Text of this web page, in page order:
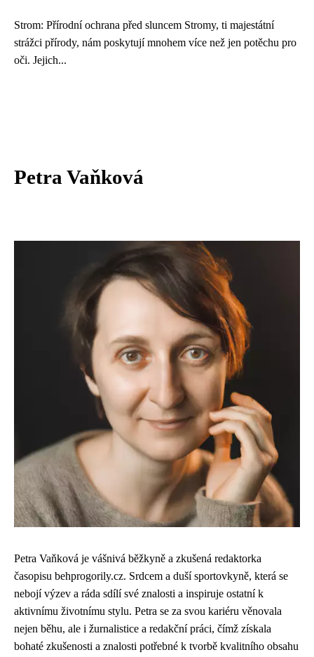
Strom: Přírodní ochrana před sluncem Stromy, ti majestátní
strážci přírody, nám poskytují mnohem více než jen potěchu pro
oči. Jejich...
Petra Vaňková
Petra Vaňková je vášnivá běžkyně a zkušená redaktorka
časopisu behprogorily.cz. Srdcem a duší sportovkyně, která se
nebojí výzev a ráda sdílí své znalosti a inspiruje ostatní k
aktivnímu životnímu stylu. Petra se za svou kariéru věnovala
nejen běhu, ale i žurnalistice a redakční práci, čímž získala
bohaté zkušenosti a znalosti potřebné k tvorbě kvalitního obsahu